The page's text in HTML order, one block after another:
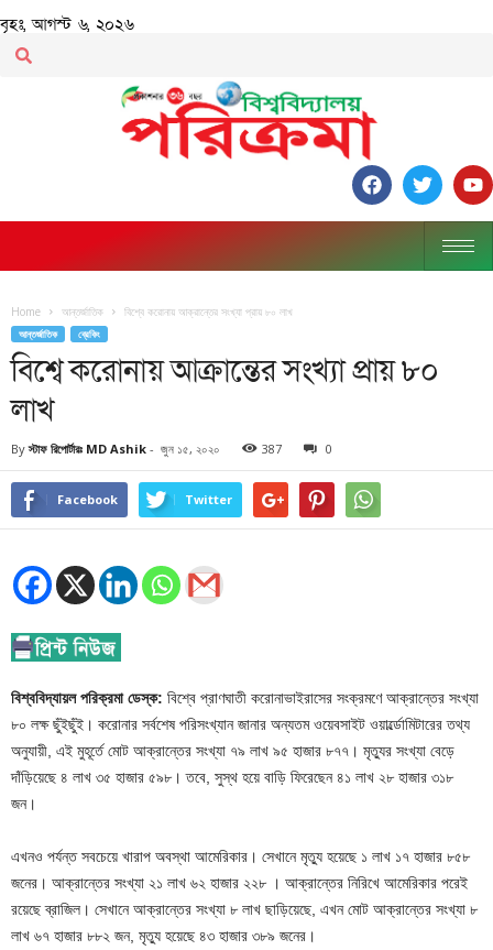
বৃহঃ, আগস্ট ৬, ২০২৬
Home আন্তর্জাতিক বিশ্বে করোনায় আক্রান্তের সংখ্যা প্রায় ৮০ লাখ
আন্তর্জাতিক ব্রেকিং
বিশ্বে করোনায় আক্রান্তের সংখ্যা প্রায় ৮০
লাখ
By স্টাফ রিপোর্টারঃ MD Ashik - জুন ১৫, ২০২০ 387 0
Facebook Twitter
বিশ্ববিদ্যায়ল পরিক্রমা ডেস্ক: বিশ্বে প্রাণঘাতী করোনাভাইরাসের সংক্রমণে আক্রান্তের সংখ্যা
৮০ লক্ষ ছুঁইছুঁই। করোনার সর্বশেষ পরিসংখ্যান জানার অন্যতম ওয়েবসাইট ওয়ার্ল্ডোমিটারের তথ্য
অনুযায়ী, এই মুহূর্তে মোট আক্রান্তের সংখ্যা ৭৯ লাখ ৯৫ হাজার ৮৭৭। মৃত্যুর সংখ্যা বেড়ে
দাঁড়িয়েছে ৪ লাখ ৩৫ হাজার ৫৯৮। তবে, সুস্থ হয়ে বাড়ি ফিরেছেন ৪১ লাখ ২৮ হাজার ৩১৮
জন।
এখনও পর্যন্ত সবচেয়ে খারাপ অবস্থা আমেরিকার। সেখানে মৃত্যু হয়েছে ১ লাখ ১৭ হাজার ৮৫৮
জনের। আক্রান্তের সংখ্যা ২১ লাখ ৬২ হাজার ২২৮ । আক্রান্তের নিরিখে আমেরিকার পরেই
রয়েছে ব্রাজিল। সেখানে আক্রান্তের সংখ্যা ৮ লাখ ছাড়িয়েছে, এখন মোট আক্রান্তের সংখ্যা ৮
লাখ ৬৭ হাজার ৮৮২ জন, মৃত্যু হয়েছে ৪৩ হাজার ৩৮৯ জনের।